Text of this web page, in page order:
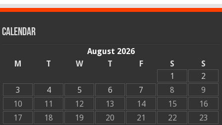
Calendar
August 2026
M
T W T F S
S
1
2
3
4 5 6 7 8
9
10
11 12 13 14 15
16
17
18 19 20 21 22 23